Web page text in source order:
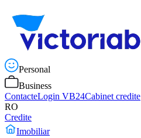
Personal
Business
ContacteLogin VB24Cabinet credite
RO
Credite
Imobiliar